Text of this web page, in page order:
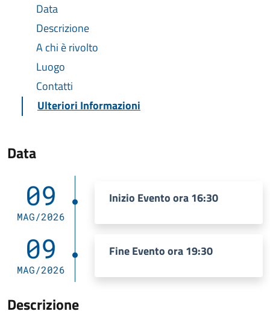
Data
Descrizione
A chi è rivolto
Luogo
Contatti
Ulteriori Informazioni
Data
09
MAG/2026
Inizio Evento ora 16:30
09
MAG/2026
Fine Evento ora 19:30
Descrizione